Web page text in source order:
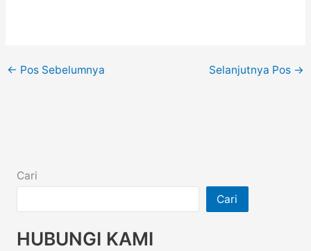
← Pos Sebelumnya Selanjutnya Pos →
Cari
Cari
HUBUNGI KAMI